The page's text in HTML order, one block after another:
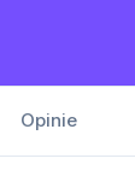
Opinie